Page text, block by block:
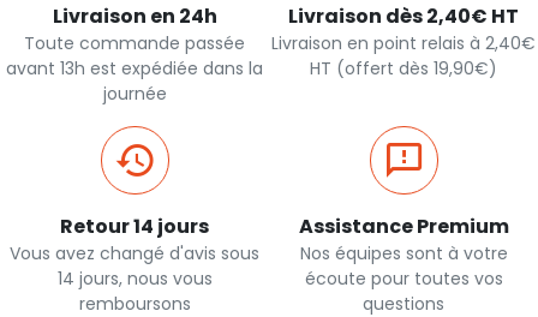
Livraison en 24h
Toute commande passée
avant 13h est expédiée dans la
journée
Livraison dès 2,40€ HT
Livraison en point relais à 2,40€
HT (offert dès 19,90€)
Retour 14 jours
Vous avez changé d'avis sous
14 jours, nous vous
remboursons
Assistance Premium
Nos équipes sont à votre
écoute pour toutes vos
questions